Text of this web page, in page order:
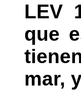
LEV
que
mar,